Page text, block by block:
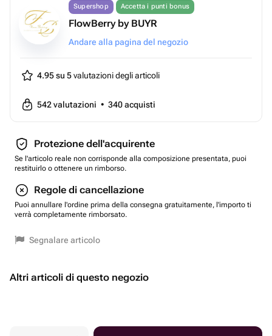
Supershop Accetta i punti bonus
FlowBerry by BUYR
Andare alla pagina del negozio
4.95 su 5valutazioni degli articoli
542valutazioni • 340acquisti
Protezione dell'acquirente
Se l'articolo reale non corrisponde alla composizione presentata, puoi
restituirlo o ottenere un rimborso.
Regole di cancellazione
Puoi annullare l'ordine prima della consegna gratuitamente, l'importo ti
verrà completamente rimborsato.
Segnalare articolo
Altri articoli di questo negozio